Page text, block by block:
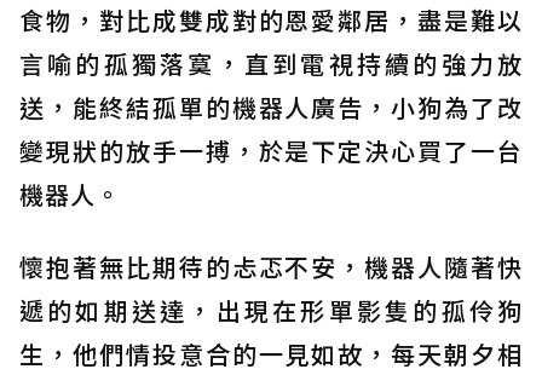
食物，對比成雙成對的恩愛鄰居，盡是難以
言喻的孤獨落寞，直到電視持續的強力放
送，能終結孤單的機器人廣告，小狗為了改
變現狀的放手一搏，於是下定決心買了一台
機器人。
懷抱著無比期待的忐忑不安，機器人隨著快
遞的如期送達，出現在形單影隻的孤伶狗
生，他們情投意合的一見如故，每天朝夕相